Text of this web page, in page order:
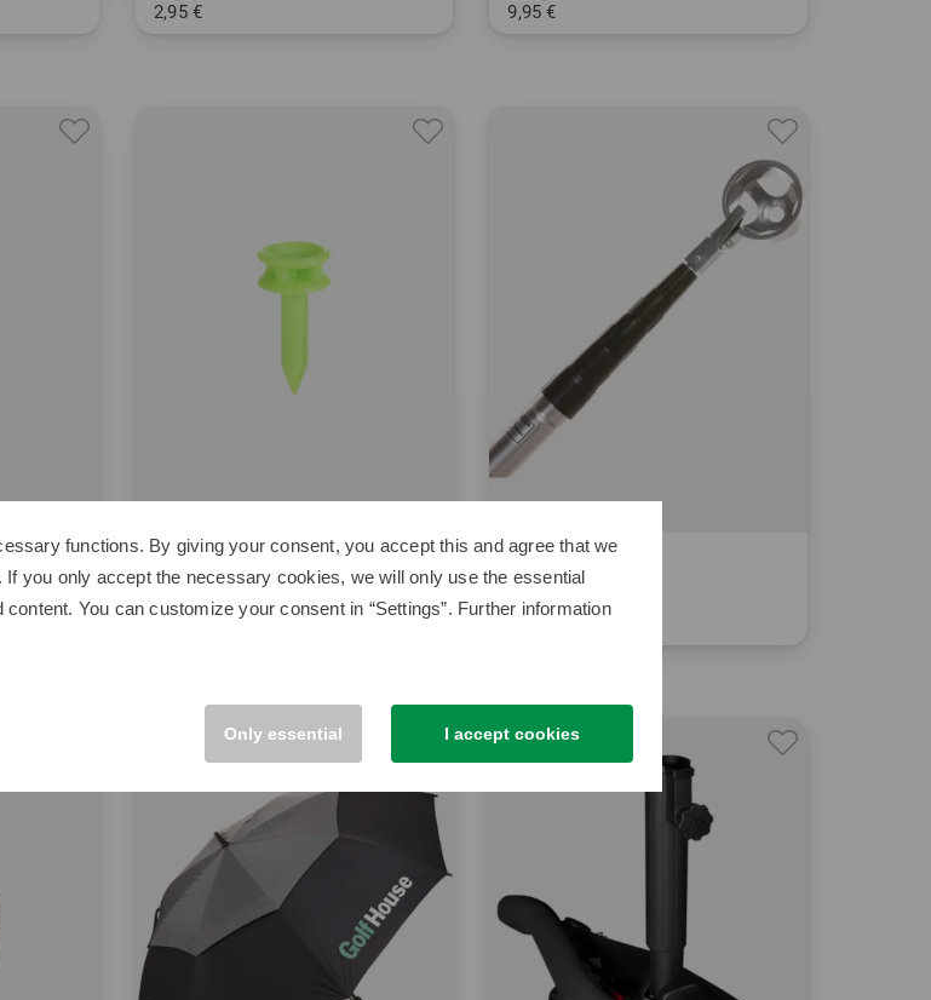
2,95 € 9,95 €
Pure 2 Improve
Step Tees
Golf House
Ballangel 5,50 m
functions. By giving your consent, you accept this and agree that we
you only accept the necessary cookies, we will only use the essential
You can customize your consent in “Settings”. Further information
Only essential I accept cookies